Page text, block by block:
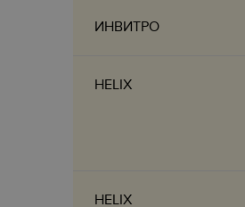
ИНВИТРО
HELIX
HELIX